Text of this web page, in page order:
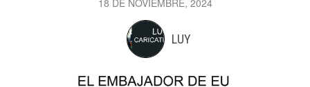
18 DE NOVIEMBRE, 2024
LUY